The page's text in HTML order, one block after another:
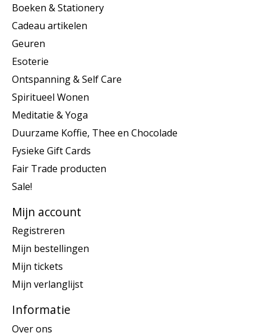
Boeken & Stationery
Cadeau artikelen
Geuren
Esoterie
Ontspanning & Self Care
Spiritueel Wonen
Meditatie & Yoga
Duurzame Koffie, Thee en Chocolade
Fysieke Gift Cards
Fair Trade producten
Sale!
Mijn account
Registreren
Mijn bestellingen
Mijn tickets
Mijn verlanglijst
Informatie
Over ons